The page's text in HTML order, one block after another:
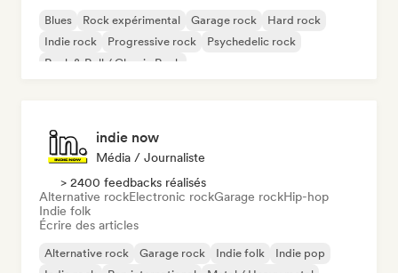
Blues Rock expérimental Garage rock
Hard rock
Indie rock
Progressive rock
Psychedelic rock
Rock & Roll / Classic Rock
indie now
Média / Journaliste
> 2400 feedbacks réalisés
Alternative rockElectronic rockGarage rockHip-hop
Indie folk
Écrire des articles
Alternative rock Garage rock Indie folk
Indie pop